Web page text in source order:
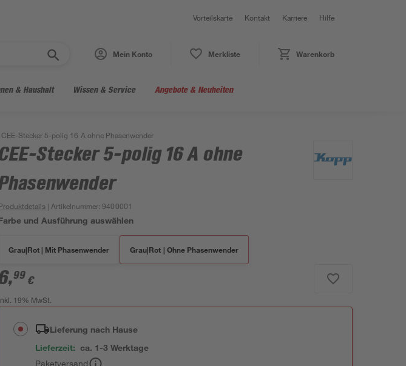
Vorteilskarte Kontakt Karriere Hilfe
Mein Konto Merkliste Warenkorb
& Haushalt Wissen & Service Angebote & Neuheiten
CEE-Stecker 5-polig 16 A ohne Phasenwender
Stecker 5-polig 16 A ohne
| Artikelnummer:9400001
und Ausführung auswählen
Grau|Rot | Mit Phasenwender Grau|Rot | Ohne Phasenwender
,99 €
19% MwSt.
Lieferung nach Hause
Lieferzeit: ca. 1-3 Werktage
Paketversand